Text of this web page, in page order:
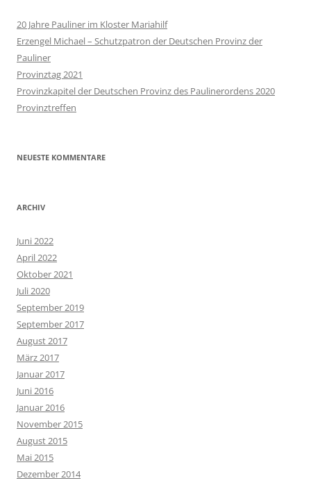
20 Jahre Pauliner im Kloster Mariahilf
Erzengel Michael – Schutzpatron der Deutschen Provinz der
Pauliner
Provinztag 2021
Provinzkapitel der Deutschen Provinz des Paulinerordens 2020
Provinztreffen
NEUESTE KOMMENTARE
ARCHIV
Juni 2022
April 2022
Oktober 2021
Juli 2020
September 2019
September 2017
August 2017
März 2017
Januar 2017
Juni 2016
Januar 2016
November 2015
August 2015
Mai 2015
Dezember 2014